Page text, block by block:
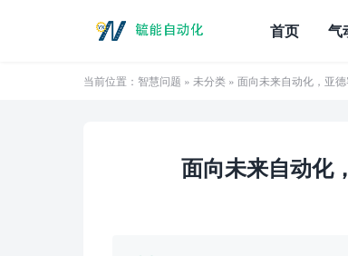
首页 气
当前位置： 智慧问题 » 未分类 » 面向未来自动化，亚
面向未来自动化